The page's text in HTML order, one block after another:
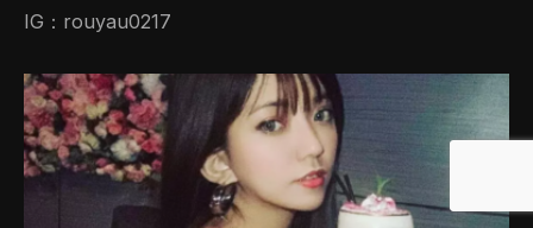
IG：rouyau0217